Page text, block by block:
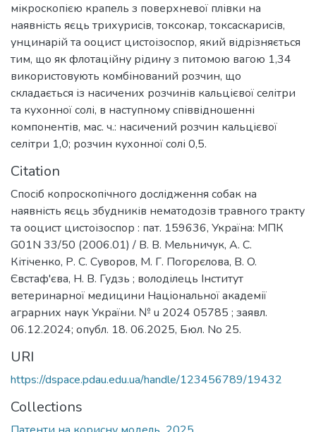
мікроскопією крапель з поверхневої плівки на
наявність яєць трихурисів, токсокар, токсаскарисів,
унцинарій та ооцист цистоізоспор, який відрізняється
тим, що як флотаційну рідину з питомою вагою 1,34
використовують комбінований розчин, що
складається із насичених розчинів кальцієвої селітри
та кухонної солі, в наступному співвідношенні
компонентів, мас. ч.: насичений розчин кальцієвої
селітри 1,0; розчин кухонної солі 0,5.
Citation
Спосіб копроскопічного дослідження собак на
наявність яєць збудників нематодозів травного тракту
та ооцист цистоізоспор : пат. 159636, Україна: МПК
G01N 33/50 (2006.01) / В. В. Мельничук, А. С.
Кітіченко, Р. С. Суворов, М. Г. Погорєлова, В. O.
Євстаф'єва, Н. В. Гудзь ; володілець Інститут
ветеринарної медицини Національної академії
аграрних наук України. № u 2024 05785 ; заявл.
06.12.2024; опубл. 18. 06.2025, Бюл. No 25.
URI
https://dspace.pdau.edu.ua/handle/123456789/19432
Collections